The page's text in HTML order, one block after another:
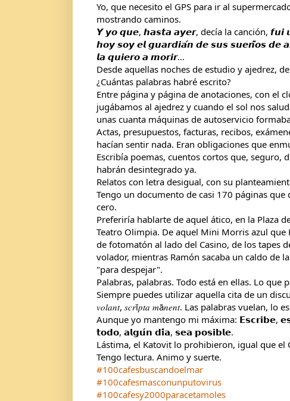
Yo, que necesito el GPS para ir al
mostrando caminos.
𝙔 𝙮𝙤 𝙦𝙪𝙚, 𝙝𝙖𝙨𝙩𝙖 𝙖𝙮𝙚𝙧, decía la canción,
𝙝𝙤𝙮 𝙨𝙤𝙮 𝙚𝙡 𝙜𝙪𝙖𝙧𝙙𝙞𝙖́𝙣 𝙙𝙚 𝙨𝙪𝙨 𝙨𝙪𝙚𝙣̃𝙤𝙨 𝙙𝙚
𝙡𝙖 𝙦𝙪𝙞𝙚𝙧𝙤 𝙖 𝙢𝙤𝙧𝙞𝙧...
Desde aquellas noches de estudio y ajedrez,
¿Cuántas palabras habré escrito?
Entre página y página de anotaciones, con el
jugábamos al ajedrez y cuando el sol nos
unas cuanta máquinas de autoservicio
Actas, presupuestos, facturas, recibos,
hacían sentir nada. Eran obligaciones que
Escribía poemas, cuentos cortos que, seguro,
habrán desintegrado ya.
Relatos con letra desigual, con su
Tengo un documento de casi 170 páginas
cero.
Preferiría hablarte de aquel ático, en la Plaza
Teatro Olimpia. De aquel Mini Morris azul
de fotomatón al lado del Casino, de los tapes
volador, mientras Ramón sacaba un caldo de
"para despejar".
Palabras, palabras. Todo está en ellas. Lo que
Siempre puedes utilizar aquella cita de un
𝑣𝑜𝑙𝑎𝑛𝑡, 𝑠𝑐𝑟ī𝑝𝑡𝑎 𝑚ā𝑛𝑒𝑛𝑡. Las palabras vuelan, lo
Aunque yo mantengo mi máxima: 𝗘𝘀𝗰𝗿𝗶𝗯𝗲,
𝘁𝗼𝗱𝗼, 𝗮𝗹𝗴𝘂́𝗻 𝗱𝗶́𝗮, 𝘀𝗲𝗮 𝗽𝗼𝘀𝗶𝗯𝗹𝗲.
Lástima, el Katovit lo prohibieron, igual que el
Tengo lectura. Animo y suerte.
#100cafesbuscandoelmar
#100cafesmasconunputovirus
#100cafesy2000paracetamoles